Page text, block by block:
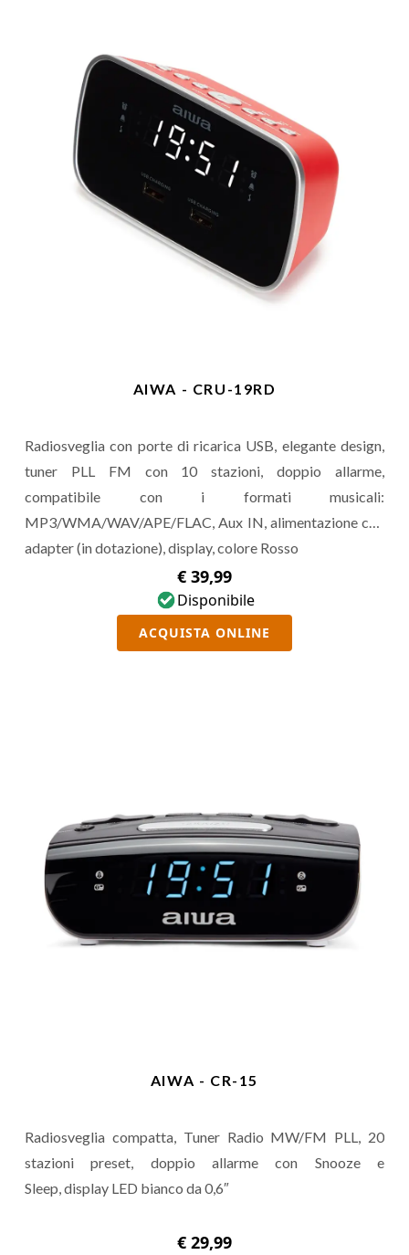
AIWA - CRU-19RD
Radiosveglia con porte di ricarica USB, elegante design,
tuner PLL FM con 10 stazioni, doppio allarme,
compatibile con i formati musicali:
MP3/WMA/WAV/APE/FLAC, Aux IN, alimentazione con
adapter (in dotazione), display, colore Rosso
€ 39,99
Disponibile
ACQUISTA ONLINE
AIWA - CR-15
Radiosveglia compatta, Tuner Radio MW/FM PLL, 20
stazioni preset, doppio allarme con Snooze e
Sleep, display LED bianco da 0,6″
€ 29,99